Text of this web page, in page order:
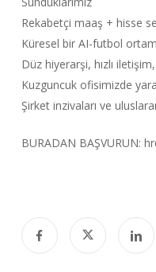
Rekabetçi maaş + hisse
Küresel bir AI-futbol
Düz hiyerarşi, hızlı
Kuzguncuk ofisimizde
Şirket inzivaları ve
BURADAN BAŞVURUN: